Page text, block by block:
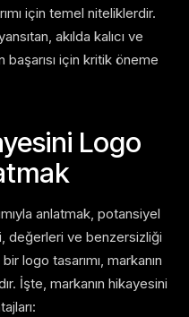
için temel niteliklerdir.
akılda kalıcı ve
başarısı için kritik öneme
Logo
anlatmak, potansiyel
değerleri ve benzersizliği
logo tasarımı, markanın
İşte, markanın hikayesini